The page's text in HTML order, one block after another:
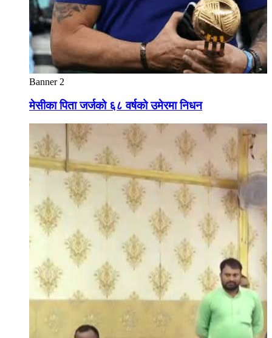
Banner 2
मेसीका पिता जर्जको ६८ वर्षको उमेरमा निधन